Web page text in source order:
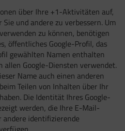
über Ihre +1-Aktivitäten auf,
und andere zu verbessern. Um
zu können, benötigen
öffentliches Google-Profil, das
gewählten Namen enthalten
allen Google-Diensten verwendet.
Name auch einen anderen
Teilen von Inhalten über Ihr
Die Identität Ihres Google-
werden, die Ihre E-Mail-
andere identifizierende